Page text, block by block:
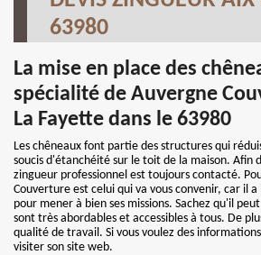
63980
La mise en place des
spécialité de Auvergne
La Fayette dans le 63980
Les chêneaux font partie des structures qui
soucis d'étanchéité sur le toit de la maison. Afin
zingueur professionnel est toujours contacté.
Couverture est celui qui va vous convenir, car il
pour mener à bien ses missions. Sachez qu'il
sont très abordables et accessibles à tous. De
qualité de travail. Si vous voulez des
visiter son site web.